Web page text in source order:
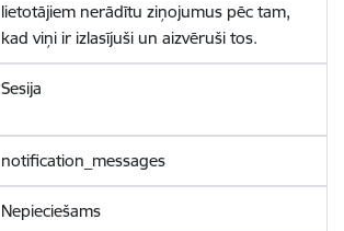
lietotājiem nerādītu ziņojumus pēc tam,
kad viņi ir izlasījuši un aizvēruši tos.
Sesija
notification_messages
Nepieciešams